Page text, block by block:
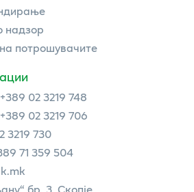
надзор
потрошувачите
+389 02 3219 748
+389 02 3219 706
3219 730
71 359 504